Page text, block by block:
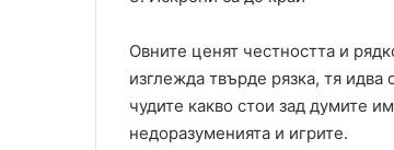
Овните ценят честността и
изглежда твърде рязка, тя
чудите какво стои зад думите
недоразуменията и игрите.